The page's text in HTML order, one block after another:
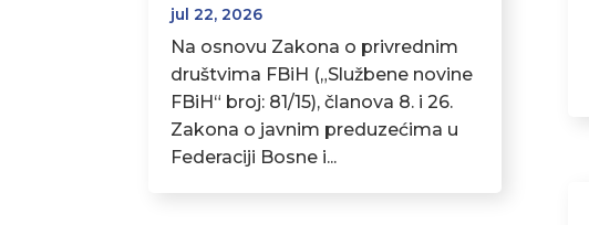
jul 22, 2026
Na osnovu Zakona o privrednim
društvima FBiH („Službene novine
FBiH“ broj: 81/15), članova 8. i 26.
Zakona o javnim preduzećima u
Federaciji Bosne i...